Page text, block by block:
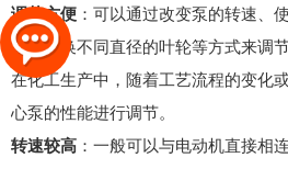
调节方便 ：可以通过改变泵的转速、
力、更换不同直径的叶轮等方式来调
在化工生产中，随着工艺流程的变化
心泵的性能进行调节。
转速较高 ：一般可以与电动机直接相